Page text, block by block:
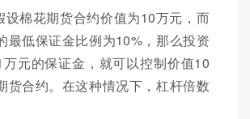
设棉花期货合约价值为10万元，而
最低保证金比例为10%，那么投资
元的保证金，就可以控制价值10
货合约。在这种情况下，杠杆倍数